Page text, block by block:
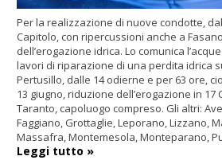
Per la realizzazione di nuove condotte,
Capitolo, con ripercussioni anche a
dell’erogazione idrica. Lo comunica
lavori di riparazione di una perdita idrica
Pertusillo, dalle 14 odierne e per 63 ore,
13 giugno, riduzione dell’erogazione in 17
Taranto, capoluogo compreso. Gli altri:
Faggiano, Grottaglie, Leporano, Lizzano,
Massafra, Montemesola, Monteparano,
Leggi tutto »